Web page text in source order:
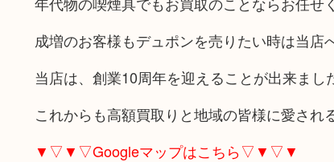
成増のお客様もデュポンを売りたい時は当店
当店は、創業10周年を迎えることが出来まし
これからも高額買取りと地域の皆様に愛され
▼▽▼▽Googleマップはこちら▽▼▽▼